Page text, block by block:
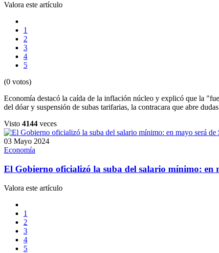
Valora este artículo
1
2
3
4
5
(0 votos)
Economía destacó la caída de la inflación núcleo y explicó que la
del dóar y suspensión de subas tarifarias, la contracara que abre
Visto 4144 veces
03 Mayo 2024
Economía
El Gobierno oficializó la suba del salario mínimo: en
Valora este artículo
1
2
3
4
5